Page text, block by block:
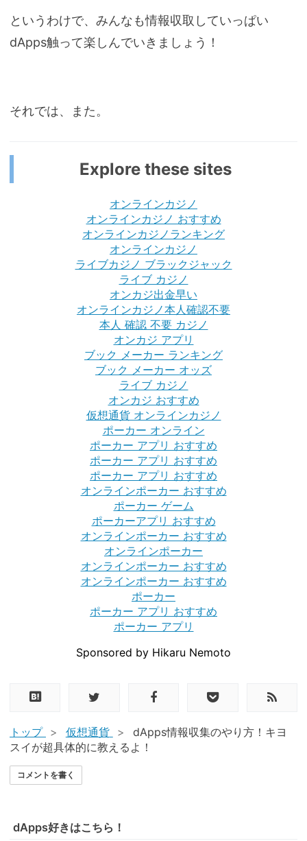
というわけで、みんなも情報収取していっぱい
dApps触って楽しんでいきましょう！
それでは、また。
Explore these sites
オンラインカジノ
オンラインカジノ おすすめ
オンラインカジノランキング
オンラインカジノ
ライブカジノ ブラックジャック
ライブ カジノ
オンカジ出金早い
オンラインカジノ本人確認不要
本人 確認 不要 カジノ
オンカジ アプリ
ブック メーカー ランキング
ブック メーカー オッズ
ライブ カジノ
オンカジ おすすめ
仮想通貨 オンラインカジノ
ポーカー オンライン
ポーカー アプリ おすすめ
ポーカー アプリ おすすめ
ポーカー アプリ おすすめ
オンラインポーカー おすすめ
ポーカー ゲーム
ポーカーアプリ おすすめ
オンラインポーカー おすすめ
オンラインポーカー
オンラインポーカー おすすめ
オンラインポーカー おすすめ
ポーカー
ポーカー アプリ おすすめ
ポーカー アプリ
Sponsored by Hikaru Nemoto
トップ > 仮想通貨 >
dApps情報収集のやり方！キヨ
スイが超具体的に教えるよ！
コメントを書く
dApps好きはこちら！